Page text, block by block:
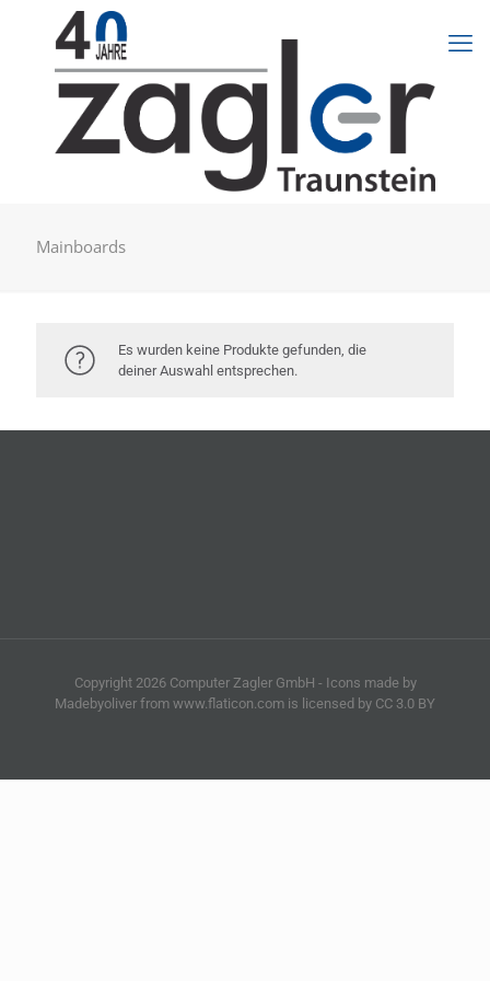
Mainboards
Es wurden keine Produkte gefunden, die
deiner Auswahl entsprechen.
Copyright 2026 Computer Zagler GmbH - Icons made by
Madebyoliver from www.flaticon.com is licensed by CC 3.0 BY